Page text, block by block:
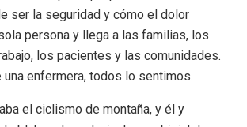
ser la seguridad y cómo el dolor
persona y llega a las familias, los
los pacientes y las comunidades.
una enfermera, todos lo sentimos.
el ciclismo de montaña, y él y